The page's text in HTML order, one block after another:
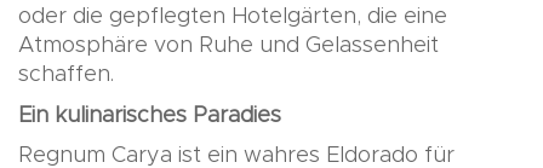
oder die gepflegten Hotelgärten, die eine
Atmosphäre von Ruhe und Gelassenheit
schaffen.
Ein kulinarisches Paradies
Regnum Carya ist ein wahres Eldorado für